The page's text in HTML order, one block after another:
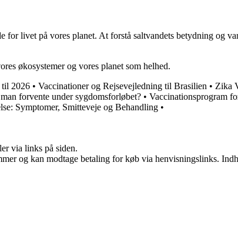
for livet på vores planet. At forstå saltvandets betydning og
økosystemer og vores planet som helhed.
2026 • Vaccinationer og Rejsevejledning til Brasilien • Zika
forvente under sygdomsforløbet? • Vaccinationsprogram
Symptomer, Smitteveje og Behandling •
via links på siden.
og kan modtage betaling for køb via henvisningslinks.